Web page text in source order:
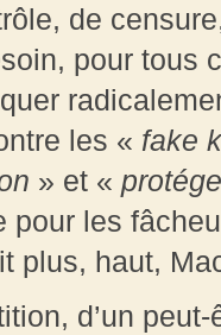
de
pour
les « fake
» et «
les
plus, haut,
d’un